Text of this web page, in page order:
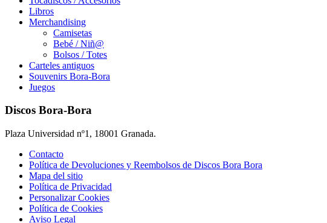
Libros
Merchandising
Camisetas
Bebé / Niñ@
Bolsos / Totes
Carteles antiguos
Souvenirs Bora-Bora
Juegos
Discos Bora-Bora
Plaza Universidad nº1, 18001 Granada.
Contacto
Política de Devoluciones y Reembolsos de Discos Bora Bora
Mapa del sitio
Política de Privacidad
Personalizar Cookies
Política de Cookies
Aviso Legal